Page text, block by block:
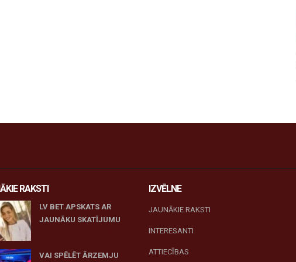
RAKSTI
LV BET APSKATS AR
JAUNĀKU SKATĪJUMU
VAI SPĒLĒT ĀRZEMJU
IZVĒLNE
JAUNĀKIE RAKSTI
INTERESANTI
ATTIECĪBAS